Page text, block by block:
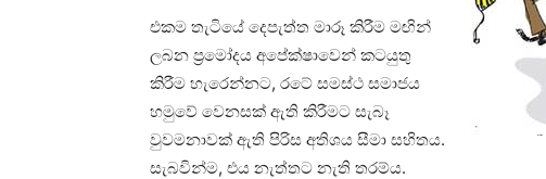
එකම තැටියේ දෙපැත්ත මාරූ කිරීම මඟින්
ලබන ප්‍රමෝදය අපේක්ෂාවෙන් කටයුතු
කිරීම හැරෙන්නට, රටේ සමස්ථ සමාජය
හමුවේ වෙනසක් ඇති කිරීමට සැබෑ
වුවමනාවක් ඇති පිරිස අතිශය සීමා සහිතය.
සැබවින්ම, එය නැත්තට නැති තරම්ය.